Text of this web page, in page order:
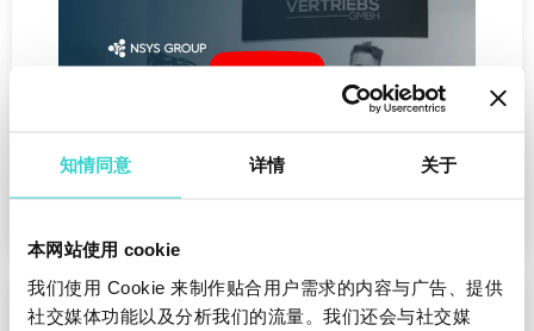
知情同意 详情 关于
本网站使用 cookie
我们使用 Cookie 来制作贴合用户需求的内容与广告、提供
社交媒体功能以及分析我们的流量。我们还会与社交媒